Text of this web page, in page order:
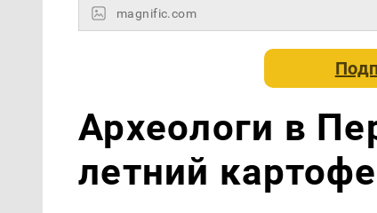
magnific.com
Археологи в
летний